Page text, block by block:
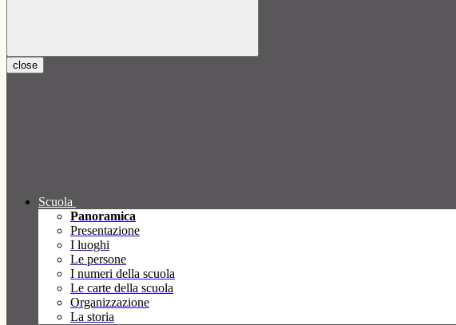
close
Scuola
Panoramica
Presentazione
I luoghi
Le persone
I numeri della scuola
Le carte della scuola
Organizzazione
La storia